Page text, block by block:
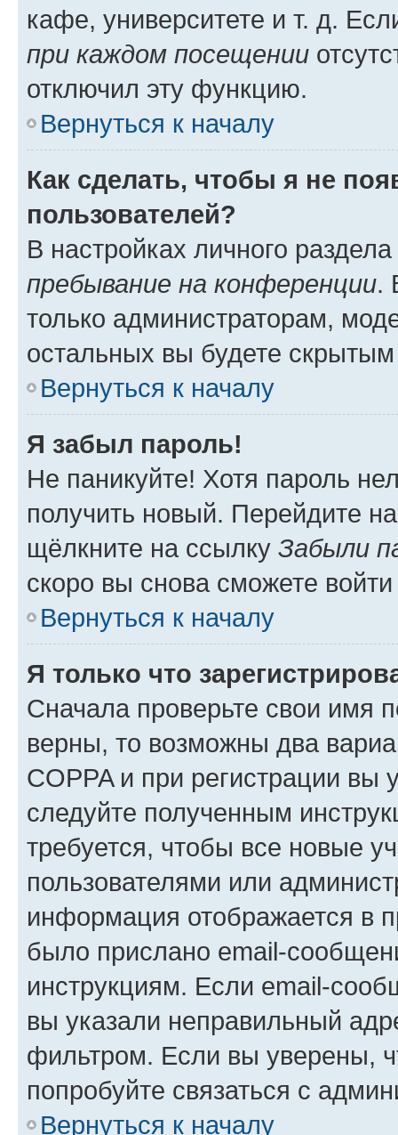
кафе, университете и т. д.
при каждом посещении
отключил эту функцию.
Вернуться к началу
Как сделать, чтобы я не
пользователей?
В настройках личного
пребывание на конференции.
только администраторам,
остальных вы будете
Вернуться к началу
Я забыл пароль!
Не паникуйте! Хотя пароль
получить новый. Перейдите
щёлкните на ссылку Забыли
скоро вы снова сможете
Вернуться к началу
Я только что
Сначала проверьте свои имя
верны, то возможны два
COPPA и при регистрации вы
следуйте полученным
требуется, чтобы все новые
пользователями или
информация отображается в
было прислано email-
инструкциям. Если email-
вы указали неправильный
фильтром. Если вы уверены,
попробуйте связаться с
Вернуться к началу